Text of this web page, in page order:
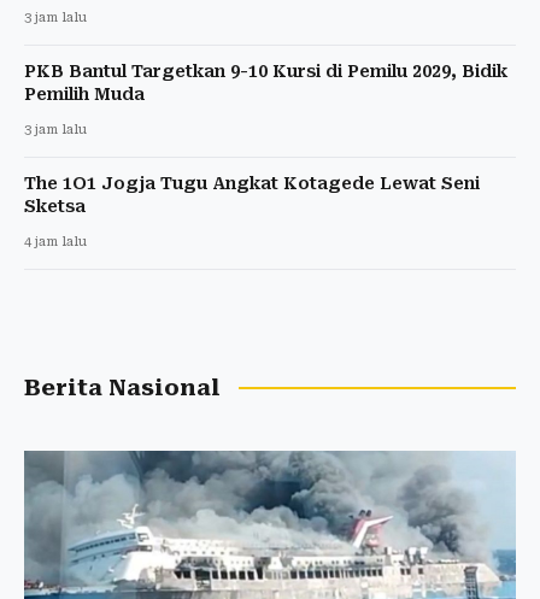
3 jam lalu
PKB Bantul Targetkan 9-10 Kursi di Pemilu 2029, Bidik
Pemilih Muda
3 jam lalu
The 1O1 Jogja Tugu Angkat Kotagede Lewat Seni
Sketsa
4 jam lalu
Berita Nasional